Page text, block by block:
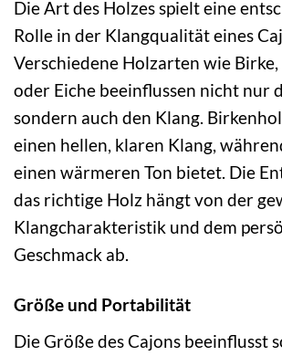
Die Art des Holzes spielt eine
Rolle in der Klangqualität eines
Verschiedene Holzarten wie
oder Eiche beeinflussen nicht nur
sondern auch den Klang.
einen hellen, klaren Klang,
einen wärmeren Ton bietet. Die
das richtige Holz hängt von der
Klangcharakteristik und dem
Geschmack ab.
Größe und Portabilität
Die Größe des Cajons beeinflusst